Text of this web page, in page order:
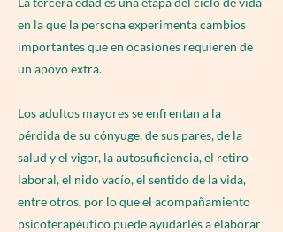
en la que la persona experimenta cambios
importantes que en ocasiones requieren de
un apoyo extra.
Los adultos mayores se enfrentan a la
pérdida de su cónyuge, de sus pares, de la
salud y el vigor, la autosuficiencia, el retiro
laboral, el nido vacío, el sentido de la vida,
entre otros, por lo que el acompañamiento
psicoterapéutico puede ayudarles a elaborar